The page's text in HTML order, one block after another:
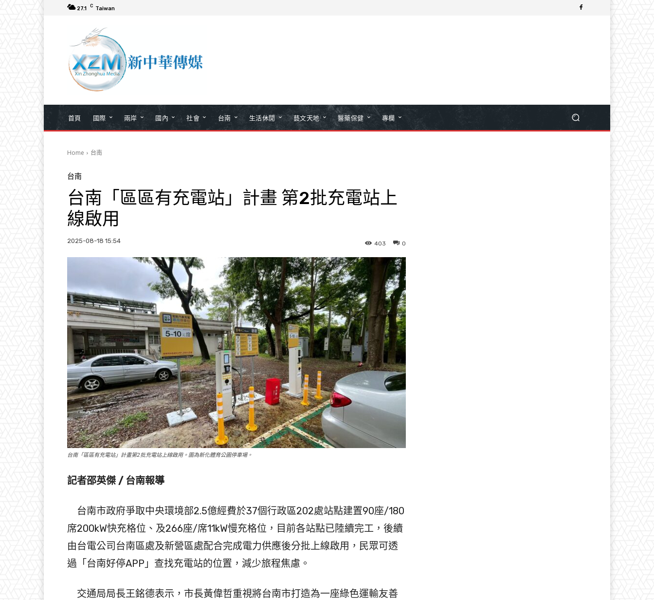
27.1 C Taiwan
首頁 國際 兩岸 國內 社會 台南 生活休閒 藝文天地 醫藥保健 專欄
Home 台南
台南
台南「區區有充電站」計畫 第2批充電站上
線啟用
2025-08-18 15:54 0
403
台南「區區有充電站」計畫第2批充電站上線啟用。圖為新化體育公園停車場。
記者邵英傑 / 台南報導
台南市政府爭取中央環境部2.5億經費於37個行政區202處站點建置90座/180
席200kW快充格位、及266座/席11kW慢充格位，目前各站點已陸續完工，後續
由台電公司台南區處及新營區處配合完成電力供應後分批上線啟用，民眾可透
過「台南好停APP」查找充電站的位置，減少旅程焦慮。
交通局局長王銘德表示，市長黃偉哲重視將台南市打造為一座綠色運輸友善